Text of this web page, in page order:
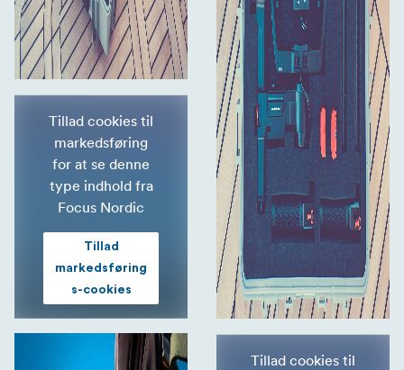
Tillad cookies til
markedsføring
for at se denne
type indhold fra
Focus Nordic
Tillad
markedsføring
s-cookies
Tillad cookies til